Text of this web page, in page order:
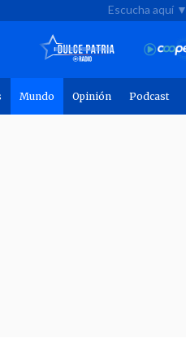
Escucha aquí ▼
Mundo Opinión Podcast